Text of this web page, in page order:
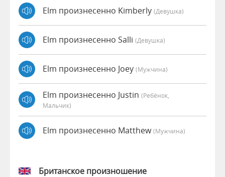
Elm произнесенно Kimberly (девушка)
Elm произнесенно Salli (девушка)
Elm произнесенно Joey (мужчина)
Elm произнесенно Justin (Ребёнок,
Мальчик)
Elm произнесенно Matthew(мужчина)
Британское произношение